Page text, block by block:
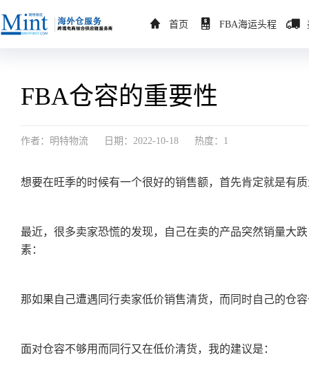
首页 FBA海运头程
FBA仓容的重要性
作者：明特物流 日期：2022-10-18 热度：1
想要在旺季的时候有一个很好的销售额，首先肯定就是有
最近，很多卖家恐慌的发现，自己在卖的产品突然销量大
素：
那如果自己遭遇同行卖家低价销售清货，而同时自己的仓
面对仓容不够用而同行又在低价清货，我的建议是：